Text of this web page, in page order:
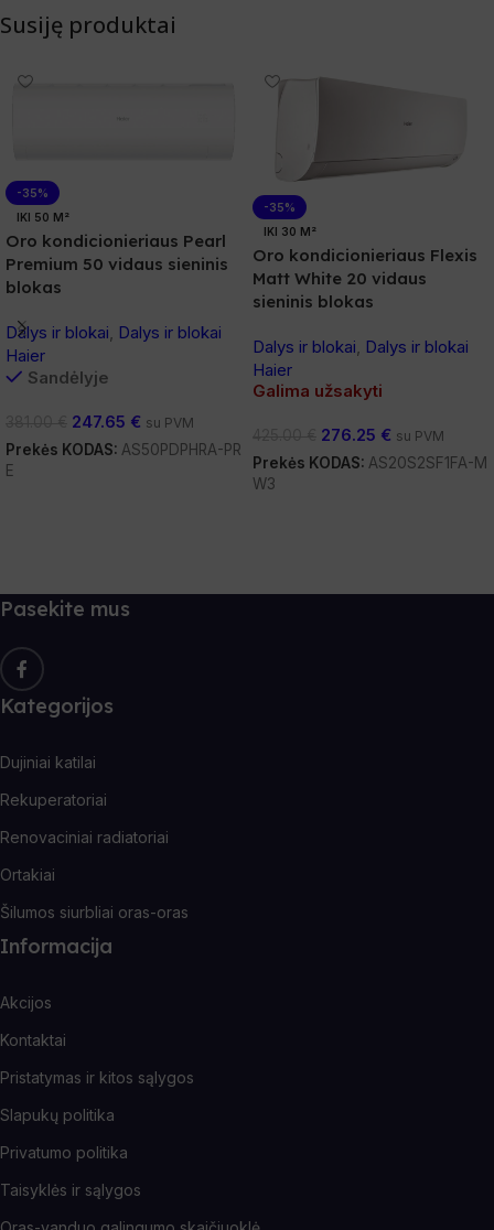
Susiję produktai
-35%
IKI 50 M²
Oro kondicionieriaus Pearl
Premium 50 vidaus sieninis
blokas
Dalys ir blokai, Dalys ir blokai
Haier
Sandėlyje
247.65 € su PVM
Prekės KODAS: AS50PDPHRA-PR
E
-35%
IKI 30 M²
Oro kondicionieriaus Flexis
Matt White 20 vidaus
sieninis blokas
Dalys ir blokai, Dalys ir blokai
Haier
Galima užsakyti
276.25 € su PVM
Prekės KODAS: AS20S2SF1FA-M
W3
Pasekite mus
Kategorijos
Dujiniai katilai
Rekuperatoriai
Renovaciniai radiatoriai
Ortakiai
Šilumos siurbliai oras-oras
Informacija
Akcijos
Kontaktai
Pristatymas ir kitos sąlygos
Slapukų politika
Privatumo politika
Taisyklės ir sąlygos